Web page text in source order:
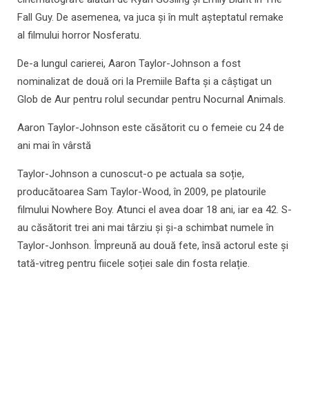
Fall Guy. De asemenea, va juca și în mult așteptatul remake
al filmului horror Nosferatu.
De-a lungul carierei, Aaron Taylor-Johnson a fost
nominalizat de două ori la Premiile Bafta și a câștigat un
Glob de Aur pentru rolul secundar pentru Nocurnal Animals.
Aaron Taylor-Johnson este căsătorit cu o femeie cu 24 de
ani mai în vârstă
Taylor-Johnson a cunoscut-o pe actuala sa soție,
producătoarea Sam Taylor-Wood, în 2009, pe platourile
filmului Nowhere Boy. Atunci el avea doar 18 ani, iar ea 42. S-
au căsătorit trei ani mai târziu și și-a schimbat numele în
Taylor-Jonhson. Împreună au două fete, însă actorul este și
tată-vitreg pentru fiicele soției sale din fosta relație.